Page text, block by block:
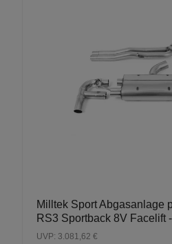
Milltek Sport Abgasanlage
RS3 Sportback 8V Facelift
UVP: 3.081,62 €